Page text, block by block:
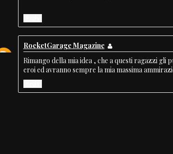
RocketGarage Magazine
Rimango della mia idea , che a questi ragazzi gli
eroi ed avranno sempre la mia massima